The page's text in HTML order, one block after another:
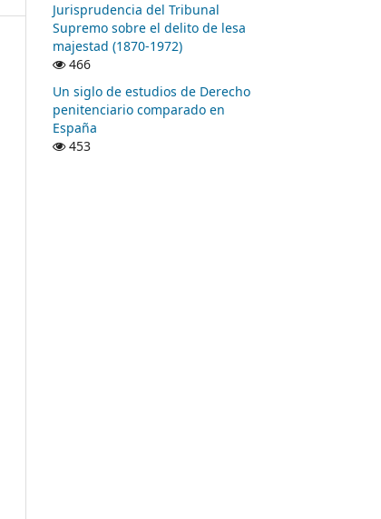
Jurisprudencia del Tribunal
Supremo sobre el delito de lesa
majestad (1870-1972)
466
Un siglo de estudios de Derecho
penitenciario comparado en
España
453